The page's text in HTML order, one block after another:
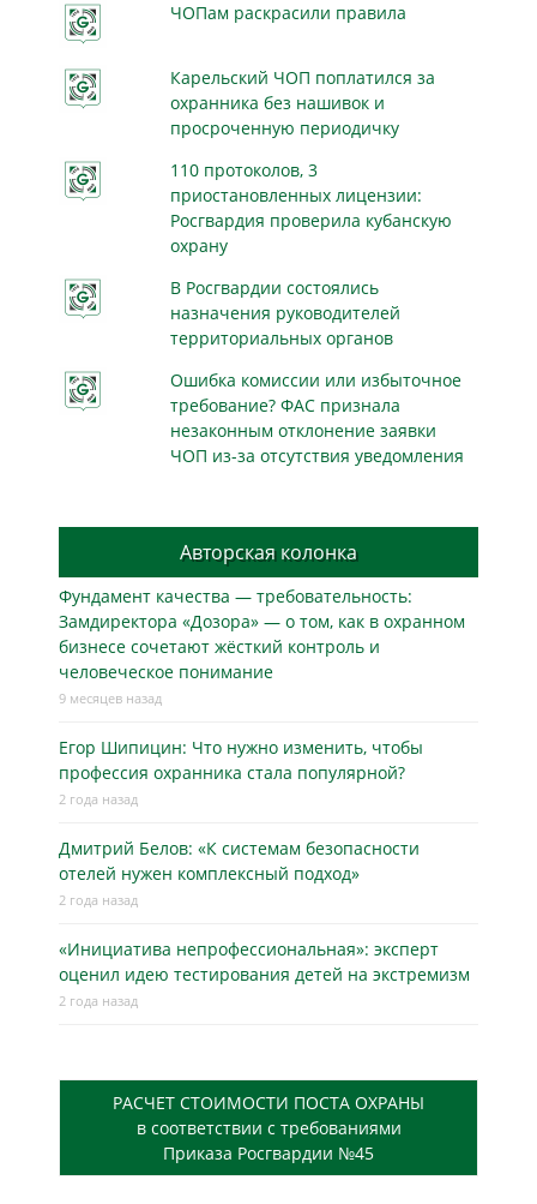
ЧОПам раскрасили правила
Карельский ЧОП поплатился за
охранника без нашивок и
просроченную периодичку
110 протоколов, 3
приостановленных лицензии:
Росгвардия проверила кубанскую
охрану
В Росгвардии состоялись
назначения руководителей
территориальных органов
Ошибка комиссии или избыточное
требование? ФАС признала
незаконным отклонение заявки
ЧОП из-за отсутствия уведомления
Авторская колонка
Фундамент качества — требовательность:
Замдиректора «Дозора» — о том, как в охранном
бизнесe сочетают жёсткий контроль и
человеческое понимание
9 месяцев назад
Егор Шипицин: Что нужно изменить, чтобы
профессия охранника стала популярной?
2 года назад
Дмитрий Белов: «К системам безопасности
отелей нужен комплексный подход»
2 года назад
«Инициатива непрофессиональная»: эксперт
оценил идею тестирования детей на экстремизм
2 года назад
РАСЧЕТ СТОИМОСТИ ПОСТА ОХРАНЫ
в соответствии с требованиями
Приказа Росгвардии №45